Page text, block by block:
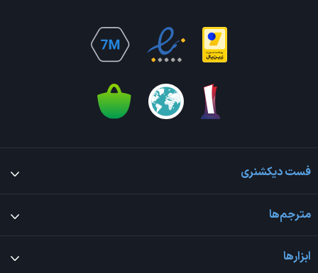
فست دیکشنری
مترجم‌ها
ابزارها